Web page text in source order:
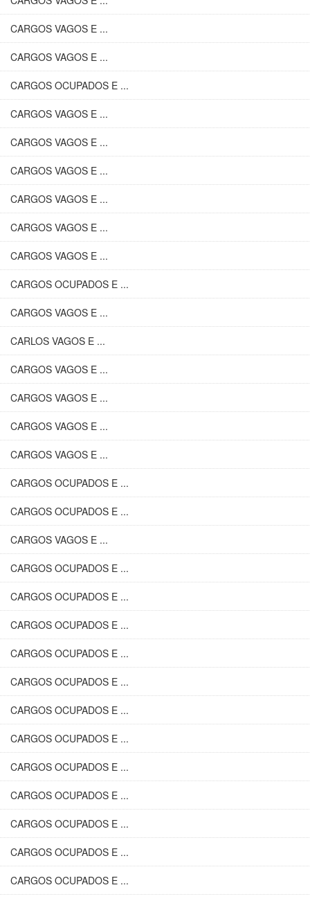
CARGOS VAGOS E ...
CARGOS VAGOS E ...
CARGOS OCUPADOS E ...
CARGOS VAGOS E ...
CARGOS VAGOS E ...
CARGOS VAGOS E ...
CARGOS VAGOS E ...
CARGOS VAGOS E ...
CARGOS VAGOS E ...
CARGOS OCUPADOS E ...
CARGOS VAGOS E ...
CARLOS VAGOS E ...
CARGOS VAGOS E ...
CARGOS VAGOS E ...
CARGOS VAGOS E ...
CARGOS VAGOS E ...
CARGOS OCUPADOS E ...
CARGOS OCUPADOS E ...
CARGOS VAGOS E ...
CARGOS OCUPADOS E ...
CARGOS OCUPADOS E ...
CARGOS OCUPADOS E ...
CARGOS OCUPADOS E ...
CARGOS OCUPADOS E ...
CARGOS OCUPADOS E ...
CARGOS OCUPADOS E ...
CARGOS OCUPADOS E ...
CARGOS OCUPADOS E ...
CARGOS OCUPADOS E ...
CARGOS OCUPADOS E ...
CARGOS OCUPADOS E ...